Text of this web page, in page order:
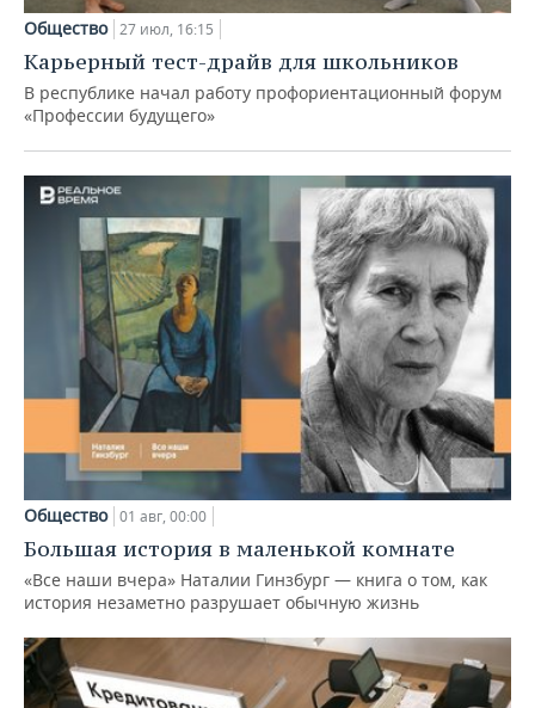
Общество 27 июл, 16:15
Карьерный тест-драйв для школьников
В республике начал работу профориентационный форум
«Профессии будущего»
Общество 01 авг, 00:00
Большая история в маленькой комнате
«Все наши вчера» Наталии Гинзбург — книга о том, как
история незаметно разрушает обычную жизнь